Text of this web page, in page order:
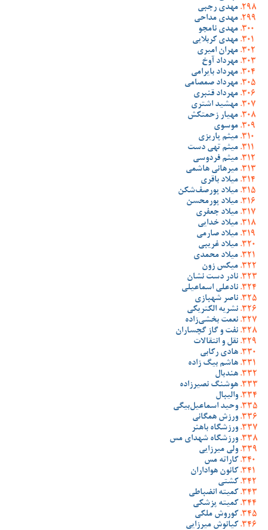
مهدی رجبی
مهدی مداحی
مهدی نامجو
مهدی کربلایی
مهران امیری
مهرداد آوخ
مهرداد بایرامی
مهرداد صمصامی
مهرداد قنبری
مهشید اشتری
مهیار زحمتکش
موسوی
میثم پاریزی
میثم تهی دست
میثم فردوسی
میرهانی هاشمی
میلاد باقری
میلاد پورصف‌شکن
میلاد پورمحسن
میلاد جعفری
میلاد خدایی
میلاد صارمی
میلاد غریبی
میلاد محمدی
میکس زون
نادر دست نشان
نادعلی اسماعیلی
ناصر شهبازی
نشریه الکتریکی
نعمت بخشی‌زاده
نفت و گاز گچساران
نقل و انتقالات
هادی رکابی
هاشم بیگ زاده
هندبال
هوشنگ نصیرزاده
والیبال
وحید اسماعیل‌بیگی
ورزش همگانی
ورزشگاه باهنر
ورزشگاه شهدای مس
ولی میرزایی
کاراته مس
کانون هواداران
کشتی
کمیته انضباطی
کمیته پزشکی
کوروش ملکی
کیانوش میرزایی